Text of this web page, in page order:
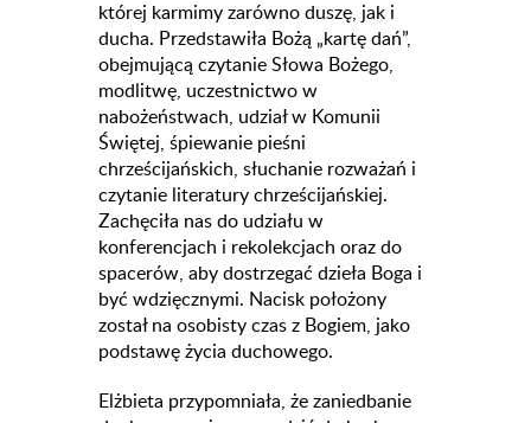
której karmimy zarówno duszę, jak i
ducha. Przedstawiła Bożą „kartę dań”,
obejmującą czytanie Słowa Bożego,
modlitwę, uczestnictwo w
nabożeństwach, udział w Komunii
Świętej, śpiewanie pieśni
chrześcijańskich, słuchanie rozważań i
czytanie literatury chrześcijańskiej.
Zachęciła nas do udziału w
konferencjach i rekolekcjach oraz do
spacerów, aby dostrzegać dzieła Boga i
być wdzięcznymi. Nacisk położony
został na osobisty czas z Bogiem, jako
podstawę życia duchowego.
Elżbieta przypomniała, że zaniedbanie